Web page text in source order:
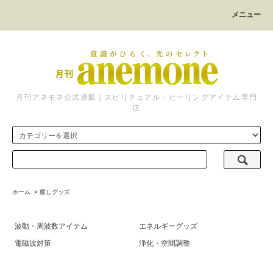
メニュー
月刊アネモネ公式通販｜スピリチュアル・ヒーリングアイテム専門
店
ホーム > 癒しグッズ
波動・周波数アイテム
エネルギーグッズ
電磁波対策
浄化・空間調整